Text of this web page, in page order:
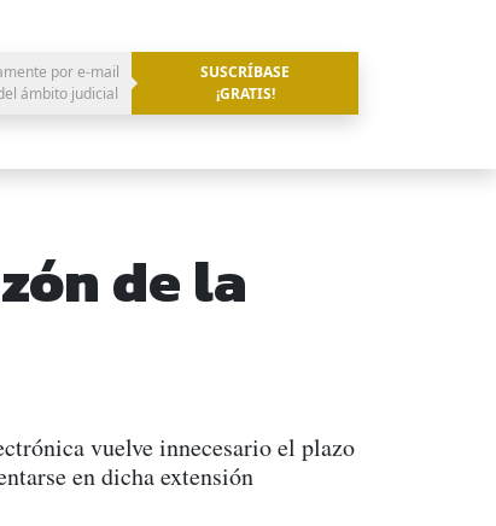
por e-mail
ámbito judicial
SUSCRÍBASE
¡GRATIS!
de la
vuelve innecesario el plazo
en dicha extensión